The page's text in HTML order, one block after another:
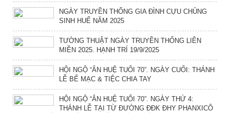
NGÀY TRUYỀN THỐNG GIA ĐÌNH CỰU CHỦNG
SINH HUẾ NĂM 2025
TƯỜNG THUẬT NGÀY TRUYỀN THỐNG LIÊN
MIỀN 2025. HẠNH TRÍ 19/9/2025
HỘI NGỘ “ÂN HUỆ TUỔI 70”. NGÀY CUỐI: THÁNH
LỄ BẾ MẠC & TIỆC CHIA TAY
HỘI NGỘ “ÂN HUỆ TUỔI 70”. NGÀY THỨ 4:
THÁNH LỄ TẠI TỪ ĐƯỜNG ĐĐK ĐHY PHANXICÔ